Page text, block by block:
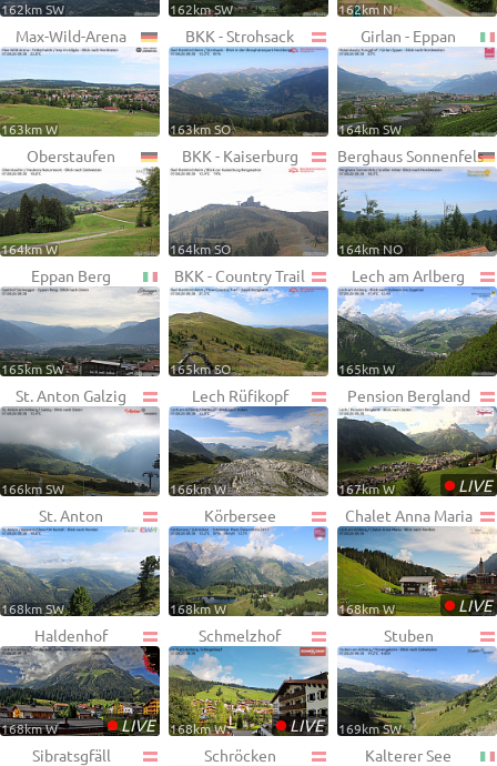
162km SW 162km SW 162km N
Max-Wild-Arena
163km W
BKK - Strohsack
163km SO
Girlan - Eppan
164km SW
Oberstaufen
164km W
BKK - Kaiserburg
164km SO
Berghaus Sonnenfels
164km NO
Eppan Berg
165km SW
BKK - Country Trail
165km SO
Lech am Arlberg
165km W
St. Anton Galzig
166km SW
Lech Rüfikopf
166km W
Pension Bergland
•LIVE
167km W
St. Anton
168km SW
Körbersee
168km W
Chalet Anna Maria
•LIVE
168km W
Haldenhof
•LIVE
168km W
Schmelzhof
•LIVE
168km W
Stuben
169km SW
Sibratsgfäll Schröcken Kalterer See